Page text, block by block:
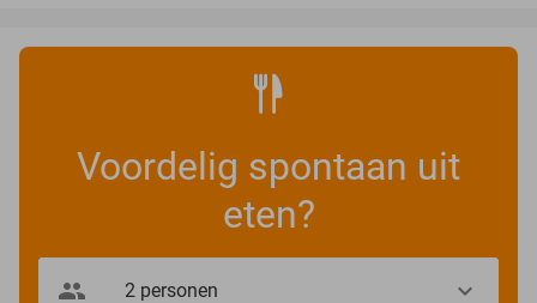
Voordelig spontaan uit
eten?